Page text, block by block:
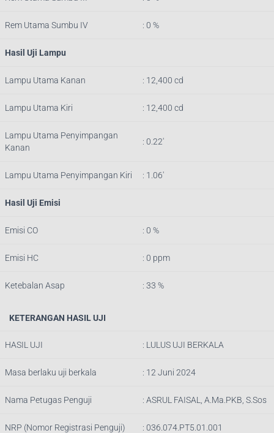
Rem Utama Sumbu IV : 0 %
Hasil Uji Lampu
Lampu Utama Kanan : 12,400 cd
Lampu Utama Kiri : 12,400 cd
Lampu Utama Penyimpangan
Kanan
: 0.22′
Lampu Utama Penyimpangan Kiri : 1.06′
Hasil Uji Emisi
Emisi CO : 0 %
Emisi HC : 0 ppm
Ketebalan Asap : 33 %
KETERANGAN HASIL UJI
HASIL UJI : LULUS UJI BERKALA
Masa berlaku uji berkala : 12 Juni 2024
Nama Petugas Penguji : ASRUL FAISAL, A.Ma.PKB, S.Sos
NRP (Nomor Registrasi Penguji) : 036.074.PT5.01.001